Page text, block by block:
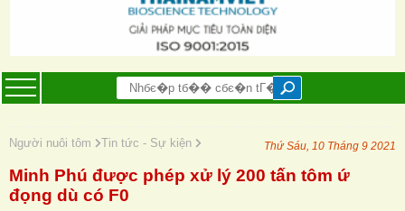
Người nuôi tôm Tin tức - Sự kiện Thứ Sáu, 10 Tháng 9 2021
Minh Phú được phép xử lý 200 tấn tôm ứ
đọng dù có F0